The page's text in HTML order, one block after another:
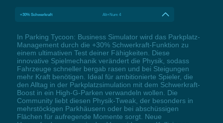
+30% Schwerkraft Alt+Num 4
In Parking Tycoon: Business Simulator wird das Parkplatz-
Management durch die +30% Schwerkraft-Funktion zu
einem ultimativen Test deiner Fähigkeiten. Diese
innovative Spielmechanik verändert die Physik, sodass
Fahrzeuge schneller bergab rasen und bei Steigungen
mehr Kraft benötigen. Ideal für ambitionierte Spieler, die
den Alltag in der Parkplatzsimulation mit dem Schwerkraft-
Boost in ein High-G-Parken verwandeln wollen. Die
Community liebt diesen Physik-Tweak, der besonders in
mehrstöckigen Parkhäusern oder bei abschüssigen
Flächen für aufregende Momente sorgt. Neue